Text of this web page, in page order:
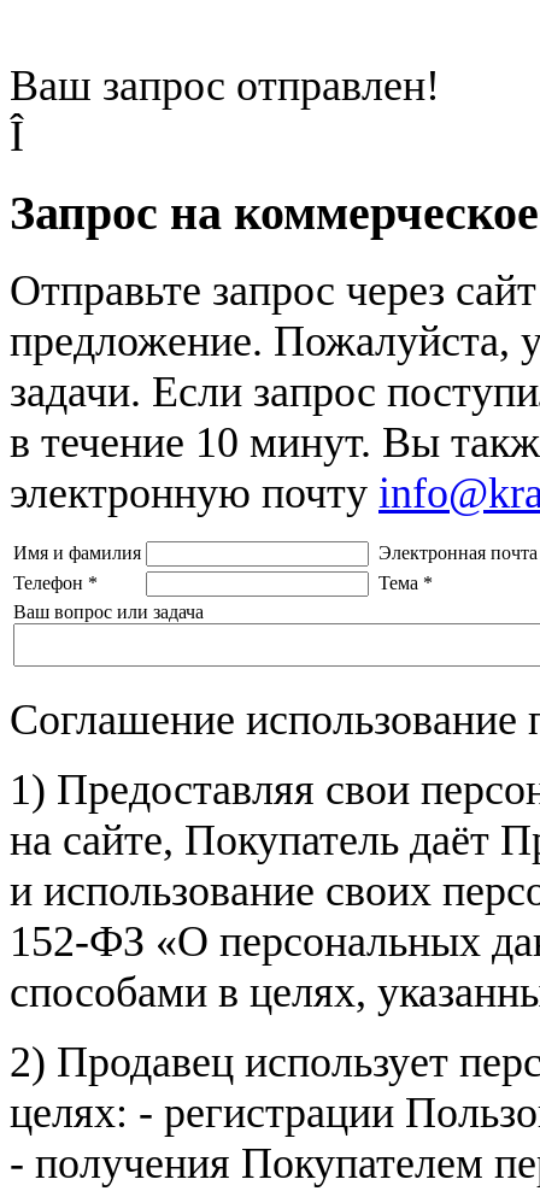
Ваш запрос отправлен!
Î
Запрос на
Отправьте запрос через
предложение. Пожалуйста,
задачи. Если запрос
в течение 10 минут. Вы
электронную почту
Имя и фамилия
Электронная почта
Телефон * Тема *
Ваш вопрос или задача
Соглашение
1) Предоставляя свои
на сайте, Покупатель даёт
и использование своих
152-ФЗ «О персональных
способами в целях,
2) Продавец использует
целях: - регистрации
- получения Покупателем